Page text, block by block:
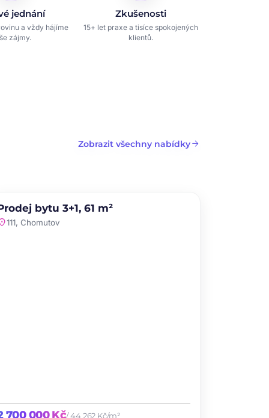
jednání
a vždy hájíme
zájmy.
Zkušenosti
15+ let praxe a tisíce spokojených
klientů.
Zobrazit všechny nabídkyarrow_forward
NOVINKA
bytu 3+1, 61 m²
111, Chomutov
700 000 Kč/ 44 262 Kč/m²